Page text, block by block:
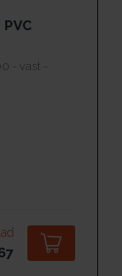
- vast -